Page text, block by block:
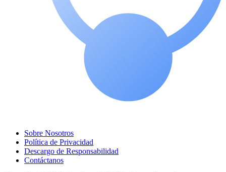
Sobre Nosotros
Política de Privacidad
Descargo de Responsabilidad
Contáctanos